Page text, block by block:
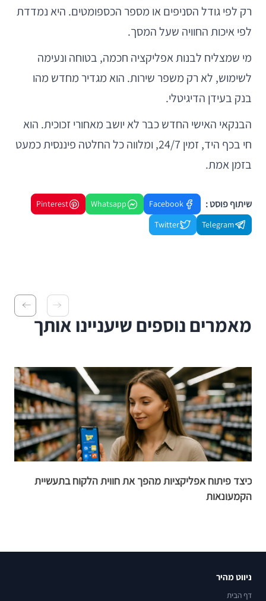
רק לפי גודל הסניפים או מספר הכספומטים. היא נמדדת
לפי איכות החוויה שעל המסך.
מי שמצליח לבנות אפליקציה חכמה, בטוחה ונעימה
לשימוש, לא רק משפר שירות. הוא מגדיר מחדש מהו
בנק בעידן הדיגיטלי.
הבנקאי האישי החדש כבר לא יושב מאחורי זכוכית. הוא
חי בכף היד, זמין 24/7, ומלווה כל החלטה פיננסית כמעט
בזמן אמת.
שיתוף פוסט : Facebook
Whatsapp
Pinterest
Telegram
Twitter
מאמרים נוספים שיעניינו אותך
כיצד פיתוח אפליקציות מהפך את חווית הלקוח בתעשיית
הקמעונאות
ניווט מהיר
דף הבית